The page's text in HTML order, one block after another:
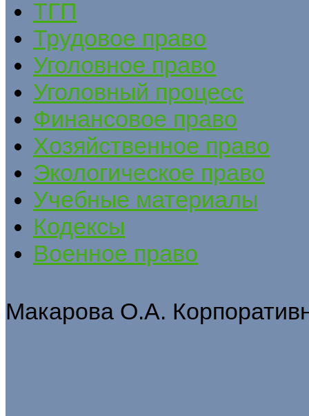
ТГП
Трудовое право
Уголовное право
Уголовный процесс
Финансовое право
Хозяйственное право
Экологическое право
Учебные материалы
Кодексы
Военное право
Макарова О.А.